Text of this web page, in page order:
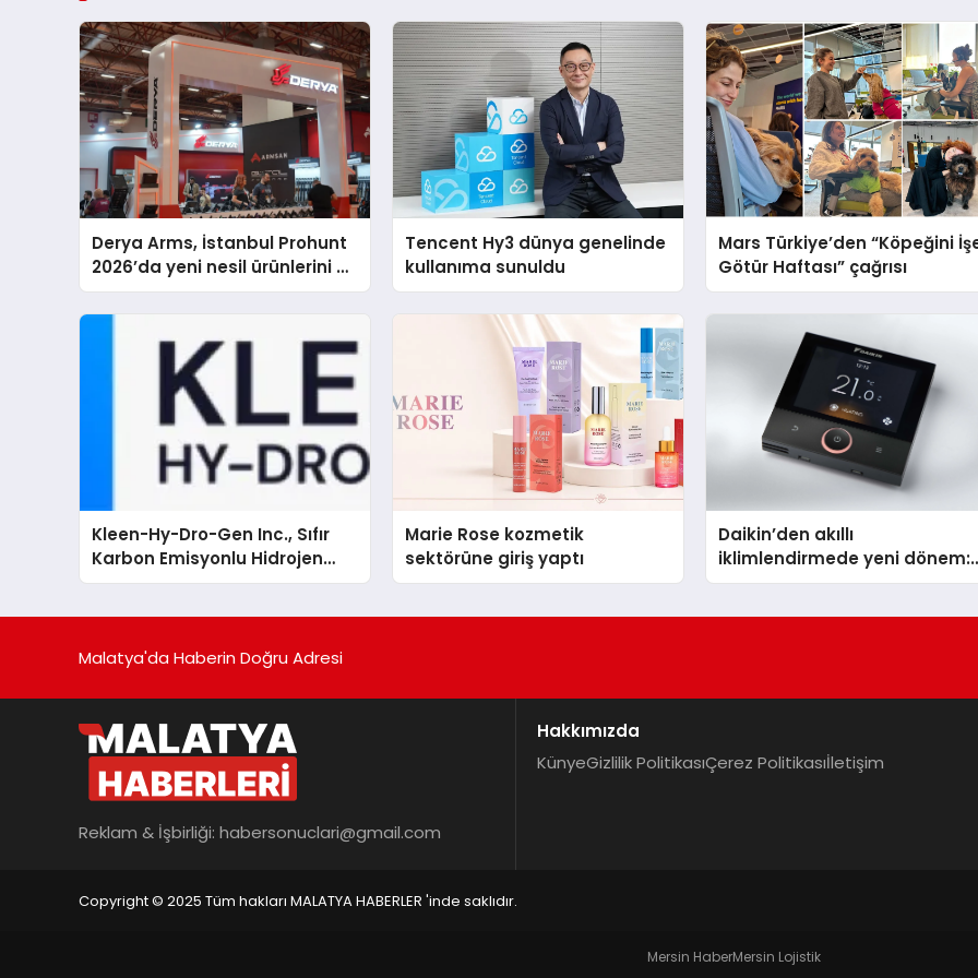
Derya Arms, İstanbul Prohunt
2026’da yeni nesil ürünlerini ve
global marka vizyonunu
sergiledi
Tencent Hy3 dünya genelinde
kullanıma sunuldu
Mars Türkiye’den “Köpeğini
Götür Haftası” çağrısı
Kleen-Hy-Dro-Gen Inc., Sıfır
Karbon Emisyonlu Hidrojen
Isıtma Teknolojisinde ISO ve
Marie Rose kozmetik
sektörüne giriş yaptı
Daikin’den akıllı
iklimlendirmede yeni dönem:
Madoka Plus Türkiye’de
Malatya'da Haberin Doğru Adresi
Reklam & İşbirliği: habersonuclari@gmail.com
Hakkımızda
KünyeGizlilik PolitikasıÇerez Politikasıİletişim
Copyright © 2025 Tüm hakları MALATYA HABERLER 'inde saklıdır.
Mersin HaberMersin Lojistik